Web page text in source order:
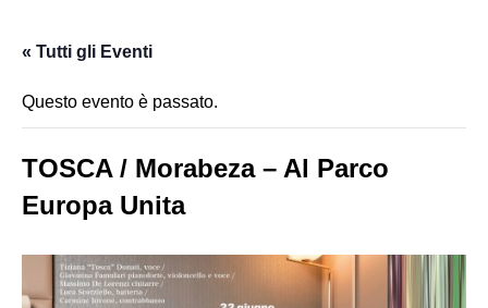
« Tutti gli Eventi
Questo evento è passato.
TOSCA / Morabeza – Al Parco
Europa Unita